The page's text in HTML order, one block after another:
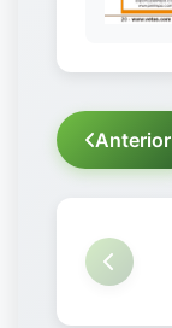
Anterior